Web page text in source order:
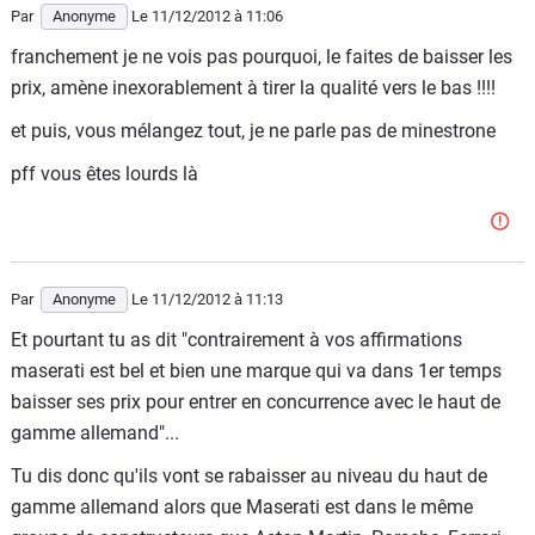
Par Anonyme Le 11/12/2012 à 11:06
franchement je ne vois pas pourquoi, le faites de baisser les
prix, amène inexorablement à tirer la qualité vers le bas !!!!
et puis, vous mélangez tout, je ne parle pas de minestrone
pff vous êtes lourds là
Par Anonyme Le 11/12/2012 à 11:13
Et pourtant tu as dit "contrairement à vos affirmations
maserati est bel et bien une marque qui va dans 1er temps
baisser ses prix pour entrer en concurrence avec le haut de
gamme allemand"...
Tu dis donc qu'ils vont se rabaisser au niveau du haut de
gamme allemand alors que Maserati est dans le même